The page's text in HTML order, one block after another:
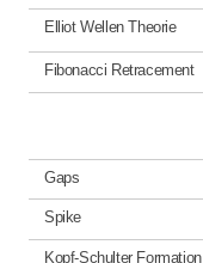
Elliot Wellen Theorie
Fibonacci Retracement
Gaps
Spike
Kopf-Schulter Formation